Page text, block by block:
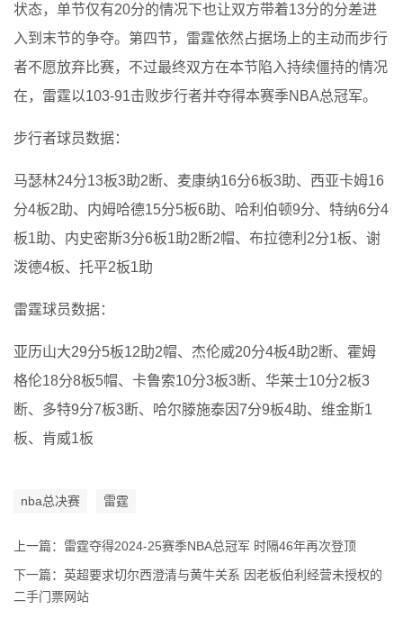
状态，单节仅有20分的情况下也让双方带着13分的分差进
入到末节的争夺。第四节，雷霆依然占据场上的主动而步行
者不愿放弃比赛，不过最终双方在本节陷入持续僵持的情况
在，雷霆以103-91击败步行者并夺得本赛季NBA总冠军。
步行者球员数据：
马瑟林24分13板3助2断、麦康纳16分6板3助、西亚卡姆16
分4板2助、内姆哈德15分5板6助、哈利伯顿9分、特纳6分4
板1助、内史密斯3分6板1助2断2帽、布拉德利2分1板、谢
泼德4板、托平2板1助
雷霆球员数据：
亚历山大29分5板12助2帽、杰伦威20分4板4助2断、霍姆
格伦18分8板5帽、卡鲁索10分3板3断、华莱士10分2板3
断、多特9分7板3断、哈尔滕施泰因7分9板4助、维金斯1
板、肯威1板
nba总决赛 雷霆
上一篇： 雷霆夺得2024-25赛季NBA总冠军 时隔46年再次登顶
下一篇： 英超要求切尔西澄清与黄牛关系 因老板伯利经营未授权的
二手门票网站